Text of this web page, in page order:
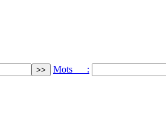
Mots :